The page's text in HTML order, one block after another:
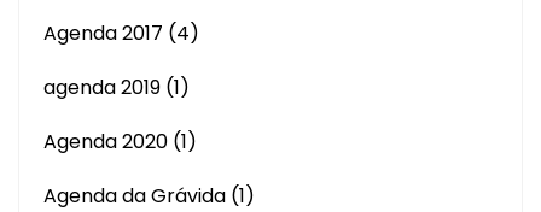
Agenda 2017 (4)
agenda 2019 (1)
Agenda 2020 (1)
Agenda da Grávida (1)